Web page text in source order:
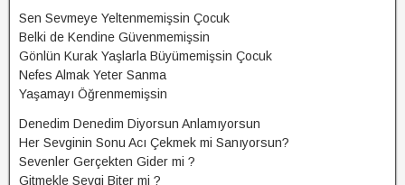
Sen Sevmeye Yeltenmemişsin Çocuk
Belki de Kendine Güvenmemişsin
Gönlün Kurak Yaşlarla Büyümemişsin Çocuk
Nefes Almak Yeter Sanma
Yaşamayı Öğrenmemişsin
Denedim Denedim Diyorsun Anlamıyorsun
Her Sevginin Sonu Acı Çekmek mi Sanıyorsun?
Sevenler Gerçekten Gider mi ?
Gitmekle Sevgi Biter mi ?